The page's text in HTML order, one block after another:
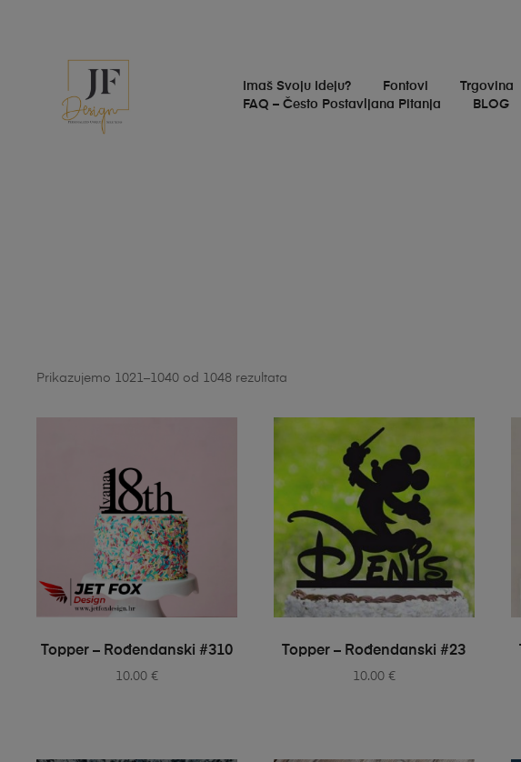
Imaš Svoju Ideju? Fontovi Trgovina
FAQ – Često Postavljana Pitanja
BLOG
Prikazujemo 1021–1040 od 1048 rezultata
SELECT OPTIONS
Topper – Rođendanski #310
10.00 €
SELECT OPTIONS
Topper – Rođendanski #23
10.00 €